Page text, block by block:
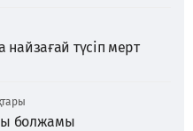
түсіп мерт
болжамы